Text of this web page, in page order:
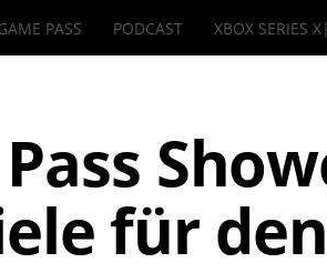
PASS PODCAST XBOX SERIES
für